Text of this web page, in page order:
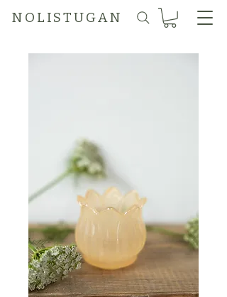
N O L I S T U G A N